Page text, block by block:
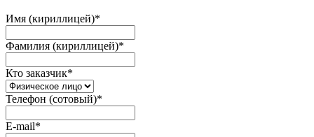
Имя (кириллицей)*
Фамилия (кириллицей)*
Кто заказчик*
Телефон (сотовый)*
E-mail*